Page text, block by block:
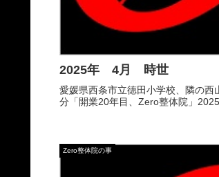
2025年 4月 時世
愛媛県西条市立徳田小学校、隣の西
分「開業20年目、Zero整体院」
Zero整体院の事